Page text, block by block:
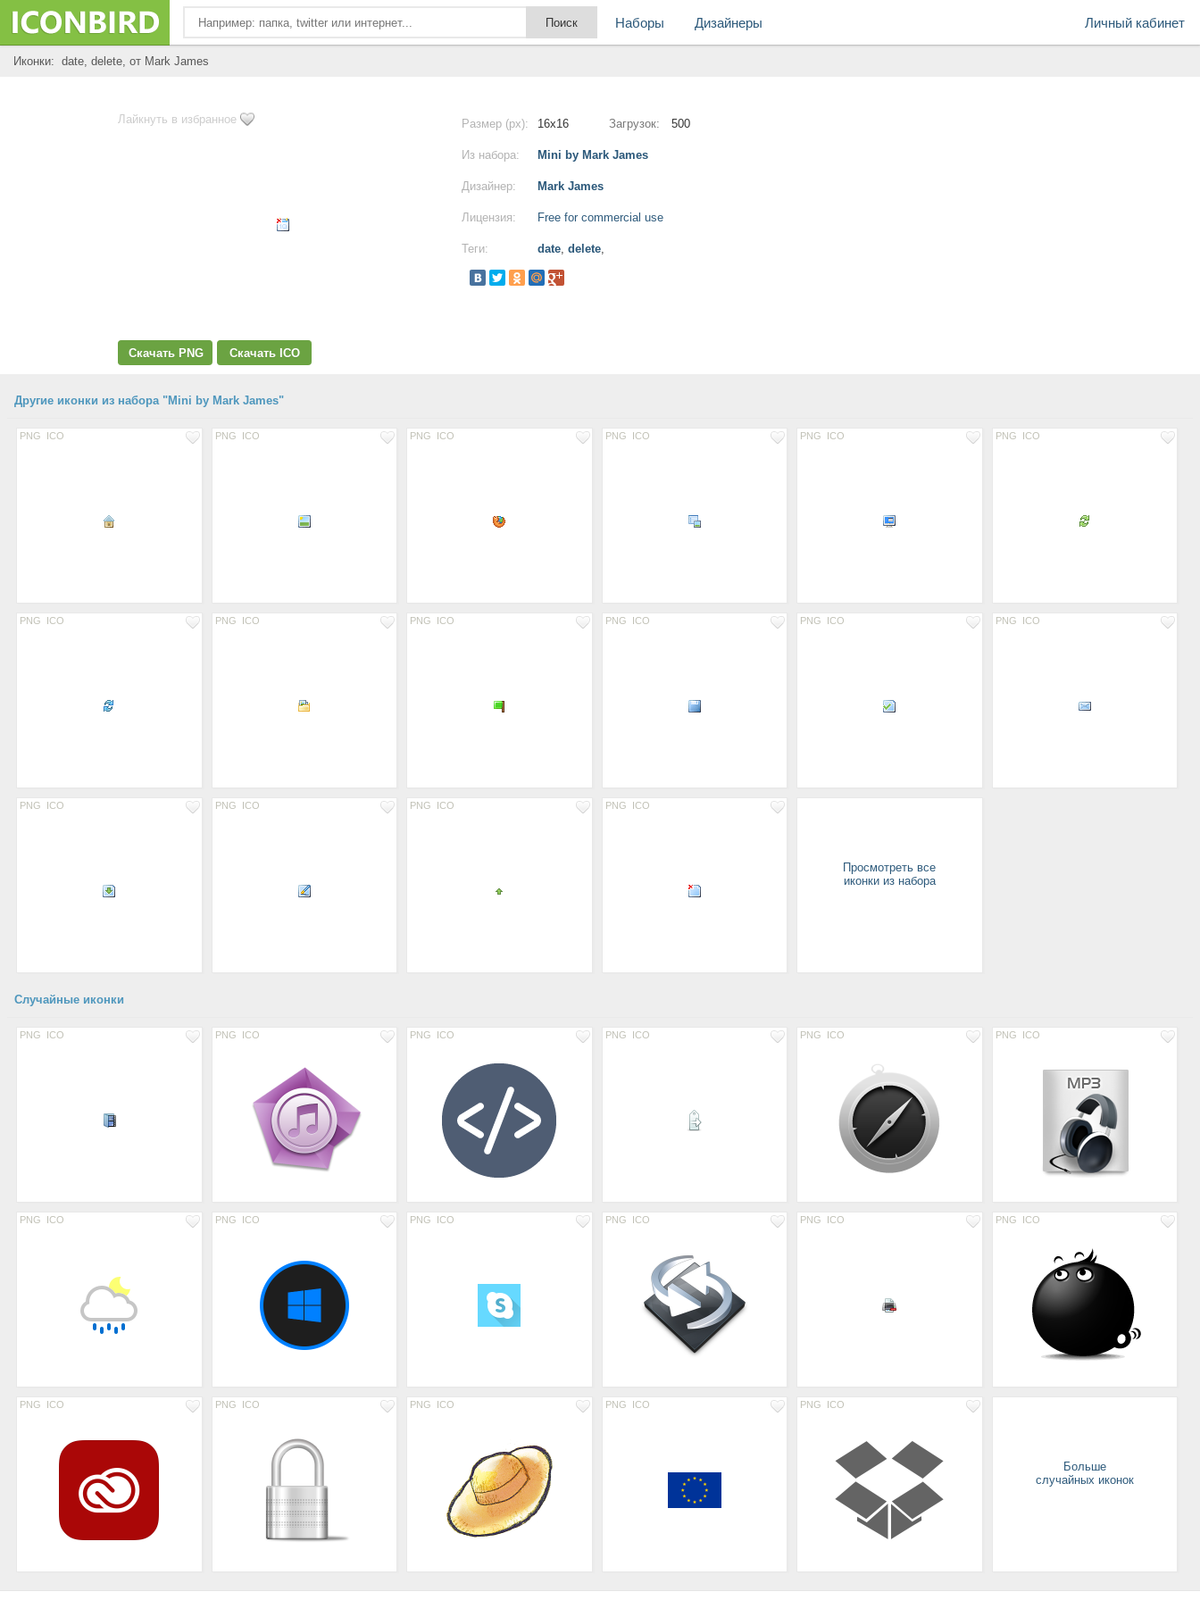
Личный кабинет
Наборы Дизайнеры
Иконки: date, delete, от Mark James
Лайкнуть в избранное
Скачать PNG Скачать ICO
Размер (px): 16x16 Загрузок: 500
Из набора: Mini by Mark James
Дизайнер: Mark James
Лицензия: Free for commercial use
Теги: date, delete,
Другие иконки из набора "Mini by Mark James"
PNG ICO PNG ICO PNG ICO PNG ICO PNG ICO PNG ICO
PNG ICO PNG ICO PNG ICO PNG ICO PNG ICO PNG ICO
PNG ICO PNG ICO PNG ICO PNG ICO
Просмотреть все
иконки из набора
Случайные иконки
PNG ICO PNG ICO PNG ICO PNG ICO PNG ICO PNG ICO
PNG ICO PNG ICO PNG ICO PNG ICO PNG ICO PNG ICO
PNG ICO PNG ICO PNG ICO PNG ICO PNG ICO
Больше
случайных иконок